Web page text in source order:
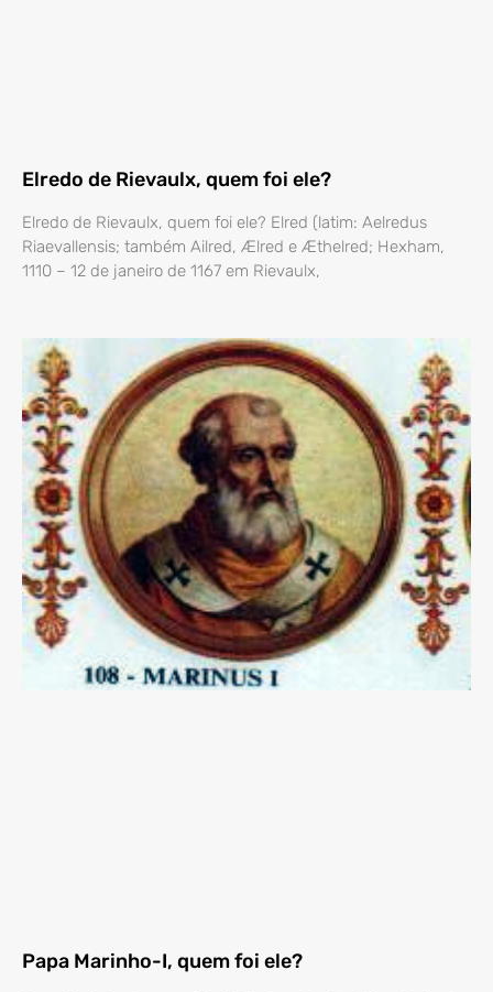
Elredo de Rievaulx, quem foi ele?
Elredo de Rievaulx, quem foi ele? Elred (latim: Aelredus
Riaevallensis; também Ailred, Ælred e Æthelred; Hexham,
1110 – 12 de janeiro de 1167 em Rievaulx,
Papa Marinho-I, quem foi ele?